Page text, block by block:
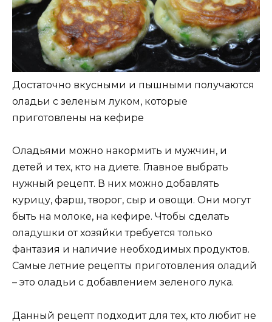
Достаточно вкусными и пышными получаются
оладьи с зеленым луком, которые
приготовлены на кефире
Оладьями можно накормить и мужчин, и
детей и тех, кто на диете. Главное выбрать
нужный рецепт. В них можно добавлять
курицу, фарш, творог, сыр и овощи. Они могут
быть на молоке, на кефире. Чтобы сделать
оладушки от хозяйки требуется только
фантазия и наличие необходимых продуктов.
Самые летние рецепты приготовления оладий
– это оладьи с добавлением зеленого лука.
Данный рецепт подходит для тех, кто любит не